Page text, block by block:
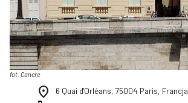
fot. Cancre
location_on 6 Quai d'Orléans, 75004 Paris, Francja